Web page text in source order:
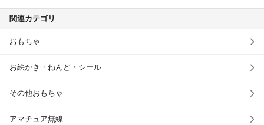
関連カテゴリ
おもちゃ
お絵かき・ねんど・シール
その他おもちゃ
アマチュア無線